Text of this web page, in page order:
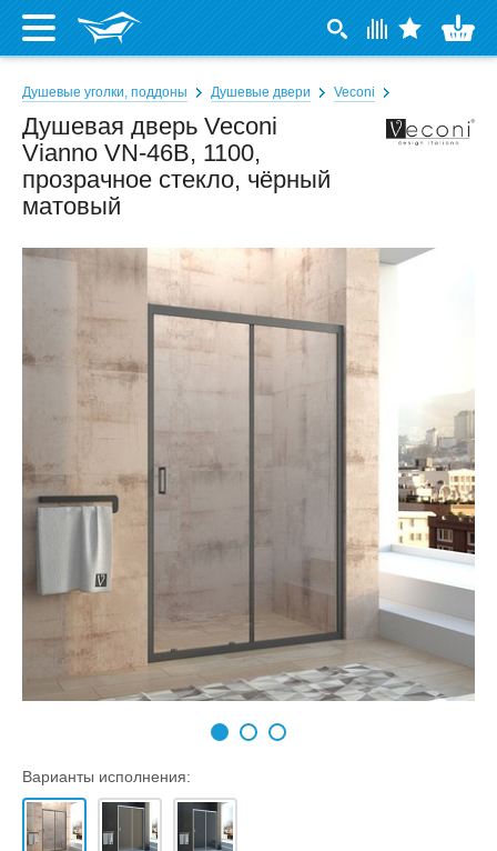
Душевые уголки, поддоны Душевые двери Veconi
Душевая дверь Veconi
Vianno VN-46B, 1100,
прозрачное стекло, чёрный
матовый
Варианты исполнения: